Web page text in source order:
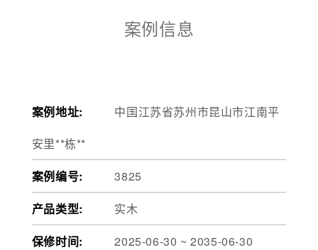
产品选样
邮件联系我们
案例信息
案例地址:
中国江苏省苏州市昆山市江南平
安里**栋**
案例编号:
3825
产品类型:
实木
保修时间:
2025-06-30 ~ 2035-06-30